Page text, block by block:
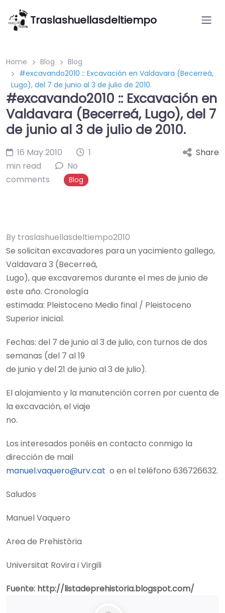
Traslashuellasdeltiempo
Home Blog
Blog
#excavando2010 :: Excavación en Valdavara (Becerreá,
Lugo), del 7 de junio al 3 de julio de 2010.
#excavando2010 :: Excavación en
Valdavara (Becerreá, Lugo), del 7
de junio al 3 de julio de 2010.
16 May 2010
1
min read
No
comments
Blog
Share
By traslashuellasdeltiempo2010
Se solicitan excavadores para un yacimiento gallego,
Valdavara 3 (Becerreá,
Lugo), que excavaremos durante el mes de junio de
este año. Cronología
estimada: Pleistoceno Medio final / Pleistoceno
Superior inicial.
Fechas: del 7 de junio al 3 de julio, con turnos de dos
semanas (del 7 al 19
de junio y del 21 de junio al 3 de julio).
El alojamiento y la manutención corren por cuenta de
la excavación, el viaje
no.
Los interesados ponéis en contacto conmigo la
dirección de mail
manuel.vaquero@urv.cat o en el teléfono 636726632.
Saludos
Manuel Vaquero
Area de Prehistòria
Universitat Rovira i Virgili
Fuente: http://listadeprehistoria.blogspot.com/